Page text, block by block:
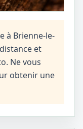
à Brienne-le-
et
Ne vous
obtenir une